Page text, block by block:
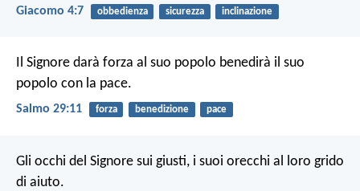
Giacomo 4:7 obbedienza sicurezza inclinazione
Il Signore darà forza al suo popolo benedirà il suo
popolo con la pace.
Salmo 29:11 forza benedizione pace
Gli occhi del Signore sui giusti, i suoi orecchi al loro grido
di aiuto.